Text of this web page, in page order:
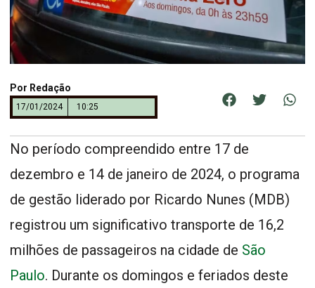
Por Redação
17/01/2024 10:25
No período compreendido entre 17 de
dezembro e 14 de janeiro de 2024, o programa
de gestão liderado por Ricardo Nunes (MDB)
registrou um significativo transporte de 16,2
milhões de passageiros na cidade de São
Paulo. Durante os domingos e feriados deste